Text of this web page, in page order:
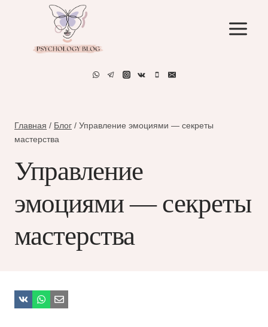
содержимому
Главная / Блог / Управление эмоциями — секреты
мастерства
Управление
эмоциями — секреты
мастерства